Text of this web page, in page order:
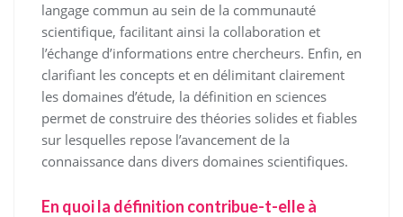
langage commun au sein de la communauté
scientifique, facilitant ainsi la collaboration et
l’échange d’informations entre chercheurs. Enfin, en
clarifiant les concepts et en délimitant clairement
les domaines d’étude, la définition en sciences
permet de construire des théories solides et fiables
sur lesquelles repose l’avancement de la
connaissance dans divers domaines scientifiques.
En quoi la définition contribue-t-elle à